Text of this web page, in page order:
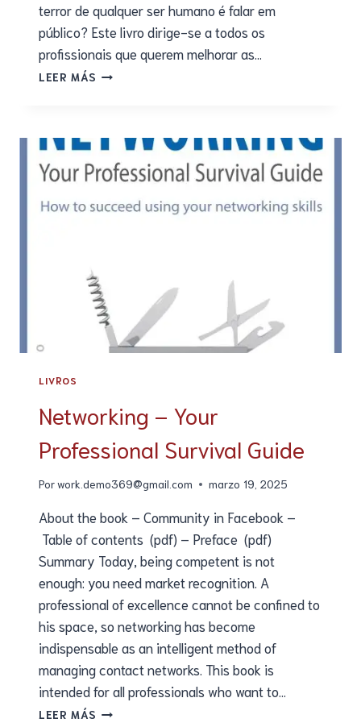
terror de qualquer ser humano é falar em
público? Este livro dirige-se a todos os
profissionais que querem melhorar as…
LEER MÁS
LIVROS
Networking – Your
Professional Survival Guide
Porwork.demo369@gmail.com marzo 19, 2025
About the book – Community in Facebook –
Table of contents (pdf) – Preface (pdf)
Summary Today, being competent is not
enough: you need market recognition. A
professional of excellence cannot be confined to
his space, so networking has become
indispensable as an intelligent method of
managing contact networks. This book is
intended for all professionals who want to…
LEER MÁS